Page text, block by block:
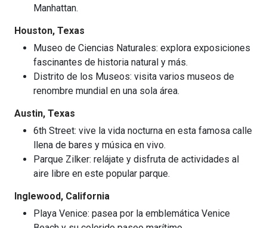
Manhattan.
Houston, Texas
Museo de Ciencias Naturales: explora exposiciones
fascinantes de historia natural y más.
Distrito de los Museos: visita varios museos de
renombre mundial en una sola área.
Austin, Texas
6th Street: vive la vida nocturna en esta famosa calle
llena de bares y música en vivo.
Parque Zilker: relájate y disfruta de actividades al
aire libre en este popular parque.
Inglewood, California
Playa Venice: pasea por la emblemática Venice